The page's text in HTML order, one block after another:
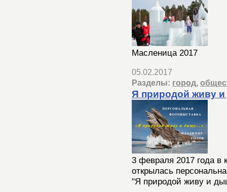
Масленица 2017
05.02.2017
Разделы: город,
Я природой живу
3 февраля 2017 года в
открылась
"Я природой живу и